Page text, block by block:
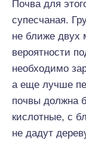
Почва для
супесчаная.
не ближе двух
вероятности
необходимо
а еще лучше
почвы должна
кислотные, с
не дадут